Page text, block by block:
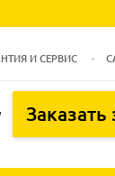
И СЕРВИС
Заказать